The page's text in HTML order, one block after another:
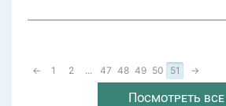
← 1 2 ... 47 48 49 50 51 →
Посмотреть все